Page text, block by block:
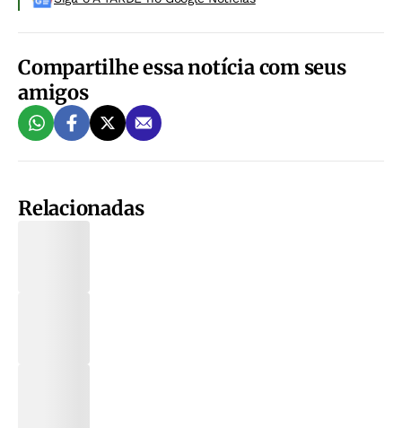
Compartilhe essa notícia com seus
amigos
Relacionadas